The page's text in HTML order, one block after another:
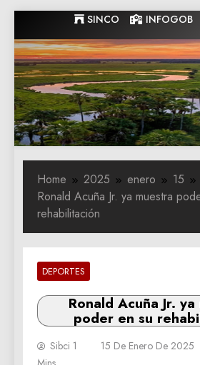
to
content
SINCO INFOGOB
de
Home 2025 enero
15
Ronald Acuña Jr. ya muestra
rehabilitación
DEPORTES
Ronald Acuña Jr.
poder en su
Sibci 1 15 De Enero De 2025